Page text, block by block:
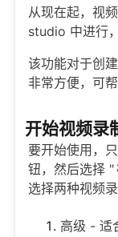
从现在起，视
studio 中进行
该功能对于创
非常方便，可
开始视频录
要开始使用，
钮，然后选择 "
选择两种视频录
高级 - 适